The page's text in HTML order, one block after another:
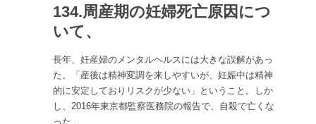
134.周産期の妊婦死亡原因につ
いて、
長年、妊産婦のメンタルヘルスには大きな誤解があっ
た。「産後は精神変調を来しやすいが、妊娠中は精神
的に安定しておりリスクが少ない」ということ。しか
し、2016年東京都監察医務院の報告で、自殺で亡くな
った...